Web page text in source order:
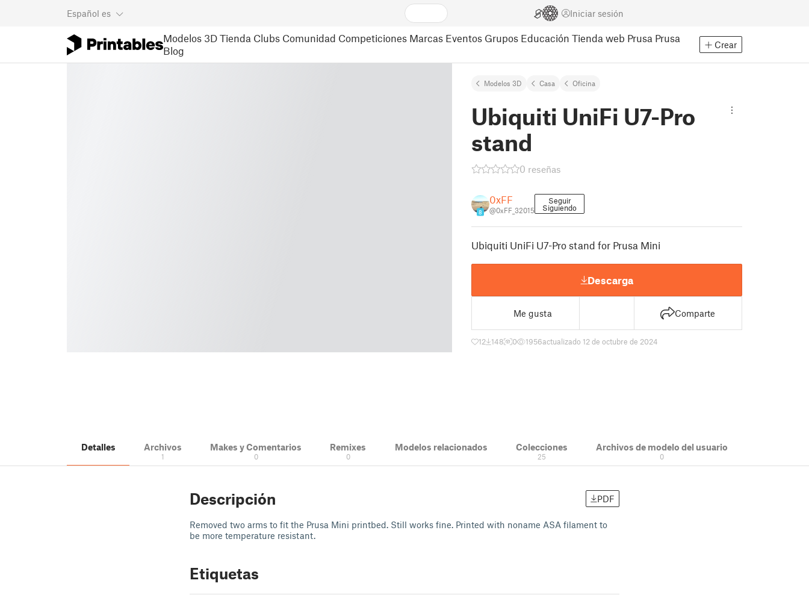
Español es Iniciar sesión
Modelos 3D Tienda Clubs Comunidad Competiciones Marcas Eventos Grupos Educación Tienda web Prusa Prusa
Blog
Crear
Modelos 3D Casa Oficina
Ubiquiti UniFi U7-Pro
stand
0 reseñas
8
0xFF
@0xFF_32015
Seguir
Siguiendo
Ubiquiti UniFi U7-Pro stand for Prusa Mini
Descarga
Me gusta Comparte
12 148 0 1956actualizado 12 de octubre de 2024
Detalles Archivos
1
Makes y Comentarios
0
Remixes
0
Modelos relacionados Colecciones
25
Archivos de modelo del usuario
0
Descripción PDF
Removed two arms to fit the Prusa Mini printbed. Still works fine. Printed with noname ASA filament to
be more temperature resistant.
Etiquetas